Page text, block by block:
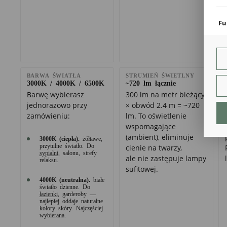
BARWA ŚWIATŁA
3000K / 4000K / 6500K
Barwę wybierasz
jednorazowo przy
zamówieniu:
3000K (ciepła).
żółtawe,
przytulne światło. Do
sypialni , salonu, strefy
relaksu.
4000K (neutralna).
białe
światło dzienne. Do
łazienki , garderoby —
najlepiej oddaje naturalne
kolory skóry. Najczęściej
wybierana.
STRUMIEŃ ŚWIETLNY
~720 lm łącznie
300 lm na metr bieżący
× obwód 2.4 m = ~720
lm. To oświetlenie
wspomagające
(ambient), eliminuje
cienie na twarzy,
ale nie zastępuje lampy
sufitowej.